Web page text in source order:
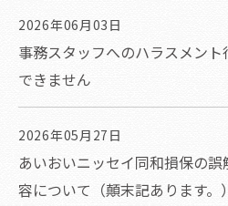
2026年06月03日
事務スタッフへのハラスメン
できません
2026年05月27日
あいおいニッセイ同和損保の
容について（顛末記あります。）